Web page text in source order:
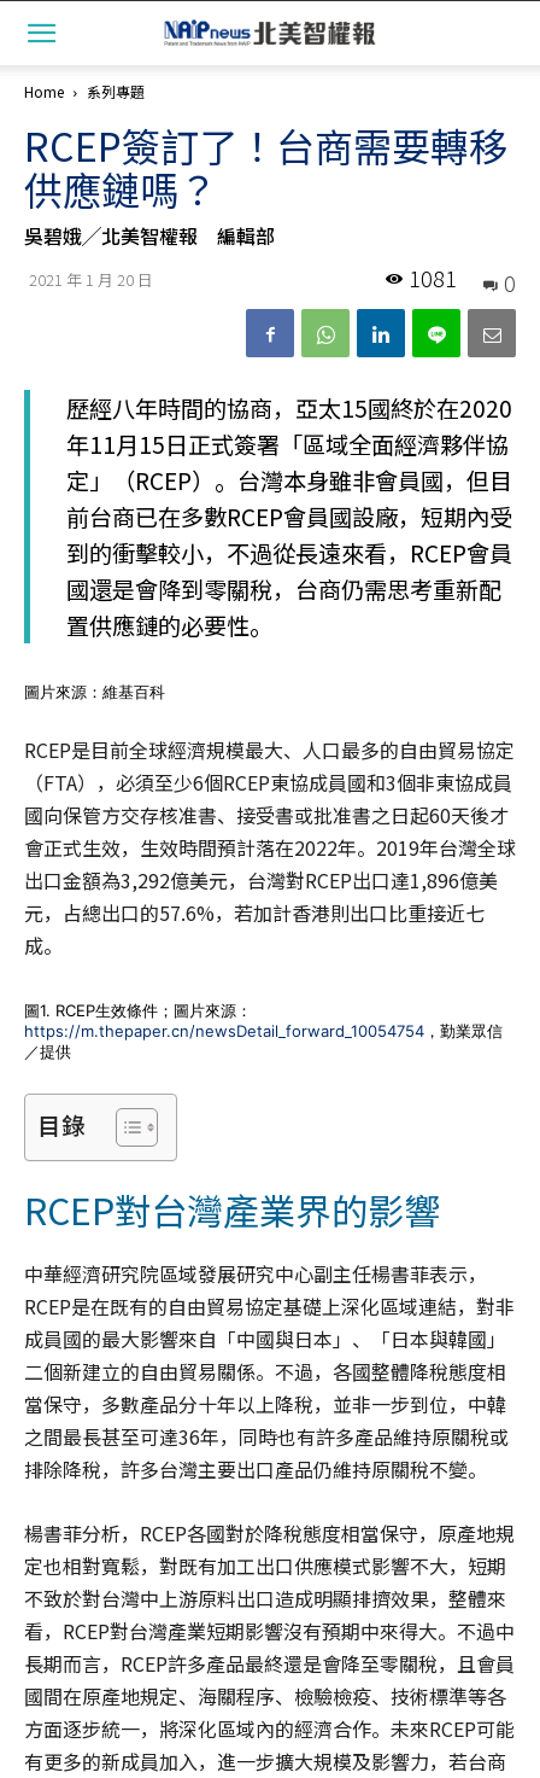
Home 系列專題
RCEP簽訂了！台商需要轉移
供應鏈嗎？
吳碧娥╱北美智權報 編輯部
2021 年 1 月 20 日 0
1081
歷經八年時間的協商，亞太15國終於在2020
年11月15日正式簽署「區域全面經濟夥伴協
定」（RCEP）。台灣本身雖非會員國，但目
前台商已在多數RCEP會員國設廠，短期內受
到的衝擊較小，不過從長遠來看，RCEP會員
國還是會降到零關稅，台商仍需思考重新配
置供應鏈的必要性。
圖片來源：維基百科
RCEP是目前全球經濟規模最大、人口最多的自由貿易協定
（FTA），必須至少6個RCEP東協成員國和3個非東協成員
國向保管方交存核准書、接受書或批准書之日起60天後才
會正式生效，生效時間預計落在2022年。2019年台灣全球
出口金額為3,292億美元，台灣對RCEP出口達1,896億美
元，占總出口的57.6%，若加計香港則出口比重接近七
成。
圖1. RCEP生效條件；圖片來源：
https://m.thepaper.cn/newsDetail_forward_10054754 ，勤業眾信
／提供
目錄
RCEP對台灣產業界的影響
中華經濟研究院區域發展研究中心副主任楊書菲表示，
RCEP是在既有的自由貿易協定基礎上深化區域連結，對非
成員國的最大影響來自「中國與日本」、「日本與韓國」
二個新建立的自由貿易關係。不過，各國整體降稅態度相
當保守，多數產品分十年以上降稅，並非一步到位，中韓
之間最長甚至可達36年，同時也有許多產品維持原關稅或
排除降稅，許多台灣主要出口產品仍維持原關稅不變。
楊書菲分析，RCEP各國對於降稅態度相當保守，原產地規
定也相對寬鬆，對既有加工出口供應模式影響不大，短期
不致於對台灣中上游原料出口造成明顯排擠效果，整體來
看，RCEP對台灣產業短期影響沒有預期中來得大。不過中
長期而言，RCEP許多產品最終還是會降至零關稅，且會員
國間在原產地規定、海關程序、檢驗檢疫、技術標準等各
方面逐步統一，將深化區域內的經濟合作。未來RCEP可能
有更多的新成員加入，進一步擴大規模及影響力，若台商